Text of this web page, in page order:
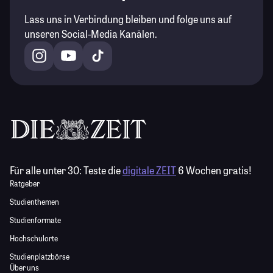
Lass uns in Verbindung bleiben und folge uns auf
unseren Social-Media Kanälen.
Für alle unter 30:Teste diedigitale ZEIT6 Wochen gratis!
Ratgeber
Studienthemen
Studienformate
Hochschulorte
Studienplatzbörse
Über uns